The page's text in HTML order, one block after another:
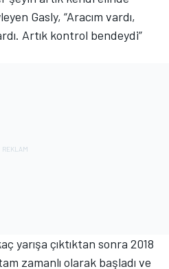
Gasly, “Aracım vardı,
Artık kontrol bendeydi”
yarışa çıktıktan sonra 2018
zamanlı olarak başladı ve